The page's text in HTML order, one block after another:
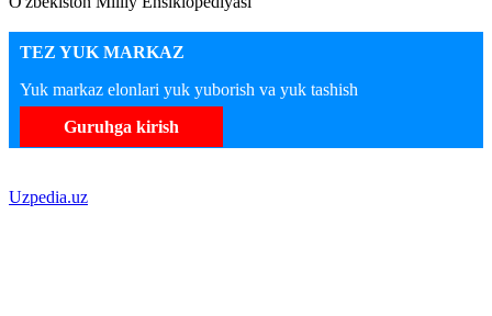
TEZ YUK MARKAZ
Yuk markaz elonlari yuk yuborish va yuk tashish
Guruhga kirish
Uzpedia.uz